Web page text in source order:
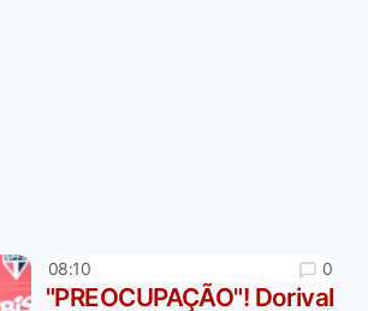
08:10 0
"PREOCUPAÇÃO"! Dorival